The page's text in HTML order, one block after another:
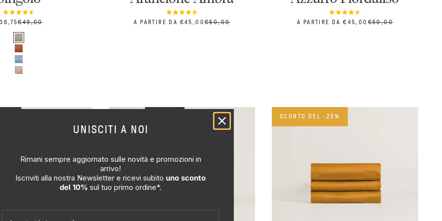
SCONTATO
PREZZO
€49,00
Colore
Tortora
Ruggine
Azzurro
Rosa
PREZZO SCONTATO
A PARTIRE DA €45,00PREZZO
€50,00 PREZZO SCONTATO
A PARTIRE DA €45,00PREZZO
€50,00
SCONTO DEL -25%
UNISCITI A NOI
Rimani sempre aggiornato sulle novità e promozioni in
arrivo!
Iscriviti alla nostra Newsletter e ricevi subito uno sconto
del 10% sul tuo primo ordine*.